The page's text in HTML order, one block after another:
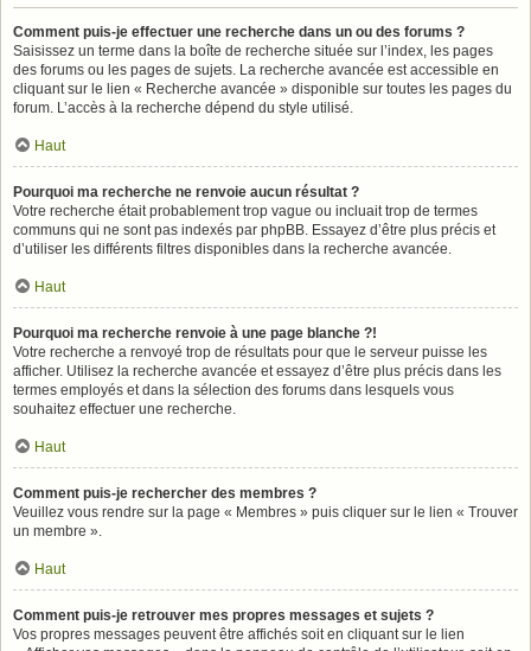
Comment puis-je effectuer une recherche dans un ou des forums ?
Saisissez un terme dans la boîte de recherche située sur l’index, les pages
des forums ou les pages de sujets. La recherche avancée est accessible en
cliquant sur le lien « Recherche avancée » disponible sur toutes les pages du
forum. L’accès à la recherche dépend du style utilisé.
Haut
Pourquoi ma recherche ne renvoie aucun résultat ?
Votre recherche était probablement trop vague ou incluait trop de termes
communs qui ne sont pas indexés par phpBB. Essayez d’être plus précis et
d’utiliser les différents filtres disponibles dans la recherche avancée.
Haut
Pourquoi ma recherche renvoie à une page blanche ?!
Votre recherche a renvoyé trop de résultats pour que le serveur puisse les
afficher. Utilisez la recherche avancée et essayez d’être plus précis dans les
termes employés et dans la sélection des forums dans lesquels vous
souhaitez effectuer une recherche.
Haut
Comment puis-je rechercher des membres ?
Veuillez vous rendre sur la page « Membres » puis cliquer sur le lien « Trouver
un membre ».
Haut
Comment puis-je retrouver mes propres messages et sujets ?
Vos propres messages peuvent être affichés soit en cliquant sur le lien